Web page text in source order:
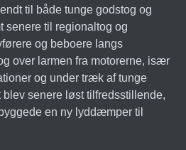
til både tunge godstog og
senere til regionaltog og
og beboere langs
over larmen fra motorerne, især
og under træk af tunge
senere løst tilfredsstillende,
en ny lyddæmper til